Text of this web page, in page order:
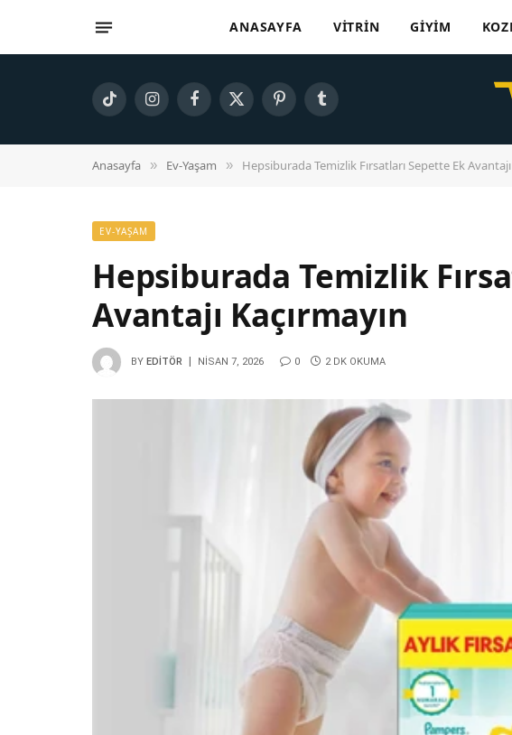
ANASAYFA VITRIN GIYIM
TikTok InstagramFacebook
X
PinterestTumblr
Anasayfa » Ev-Yaşam » Hepsiburada Temizlik Fırsatları Sepette Ek Avantajı
EV-YAŞAM
Hepsiburada Temizlik
Avantajı Kaçırmayın
BY EDITÖR NISAN 7, 2026 0 2 DK OKUMA